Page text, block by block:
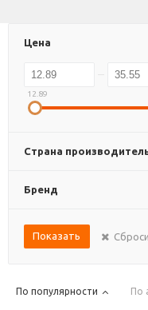
Цена
12.89
Страна
Бренд
Показать
По популярности По